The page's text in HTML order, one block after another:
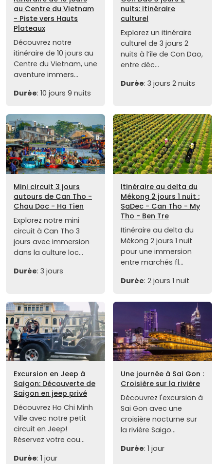
au Centre du Vietnam
- Piste vers Hauts
Plateaux
Découvrez notre
itinéraire de 10 jours au
Centre du Vietnam, une
aventure immers...
Durée: 10 jours 9 nuits
nuits: itinéraire
culturel
Explorez un itinéraire
culturel de 3 jours 2
nuits à l’île de Con Dao,
entre déc...
Durée: 3 jours 2 nuits
Mini circuit 3 jours
autours de Can Tho -
Chau Doc - Ha Tien
Explorez notre mini
circuit à Can Tho 3
jours avec immersion
dans la culture loc...
Durée: 3 jours
Itinéraire au delta du
Mékong 2 jours 1 nuit :
SaDec - Can Tho - My
Tho - Ben Tre
Itinéraire au delta du
Mékong 2 jours 1 nuit
pour une immersion
entre marchés fl...
Durée: 2 jours 1 nuit
Excursion en Jeep à
Saigon: Découverte de
Saigon en jeep privé
Découvrez Ho Chi Minh
Ville avec notre petit
circuit en Jeep!
Réservez votre cou...
Durée: 1 jour
Une journée à Sai Gon :
Croisière sur la rivière
Découvrez l'excursion à
Sai Gon avec une
croisière nocturne sur
la rivière Saigo...
Durée: 1 jour